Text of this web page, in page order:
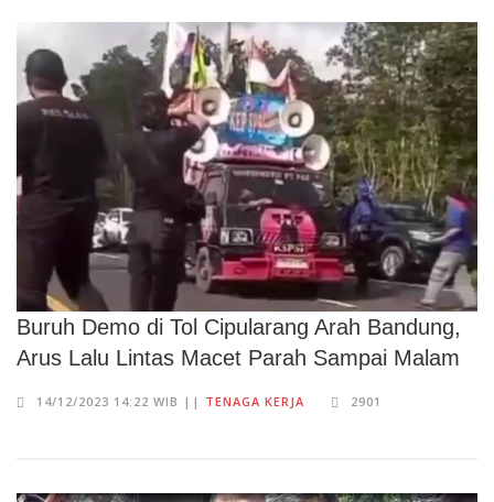
Buruh Demo di Tol Cipularang Arah Bandung,
Arus Lalu Lintas Macet Parah Sampai Malam
14/12/2023 14:22 WIB || TENAGA KERJA 2901